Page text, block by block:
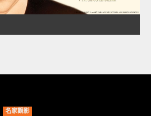
名家觀影